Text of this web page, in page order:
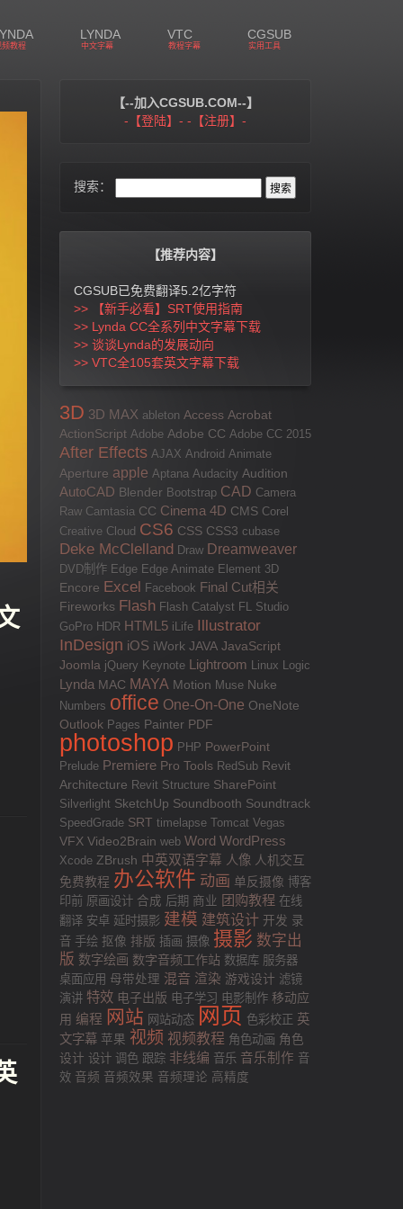
频教程
LYNDA
中文字幕
VTC
教程字幕
CGSUB
实用工具
【--加入CGSUB.COM--】
-【登陆】- -【注册】-
搜索：
【推荐内容】
CGSUB已免费翻译5.2亿字符
>> 【新手必看】SRT使用指南
>> Lynda CC全系列中文字幕下载
>> 谈谈Lynda的发展动向
>> VTC全105套英文字幕下载
3D 3D MAX ableton Access Acrobat
ActionScript Adobe Adobe CC Adobe CC 2015
After Effects AJAX Android Animate
Aperture apple Aptana Audacity Audition
AutoCAD Blender Bootstrap CAD Camera
Raw Camtasia CC Cinema 4D CMS Corel
Creative Cloud CS6 CSS CSS3 cubase
Deke McClelland Draw Dreamweaver
DVD制作 Edge Edge Animate Element 3D
Encore Excel Facebook Final Cut相关
Fireworks Flash Flash Catalyst FL Studio
GoPro HDR HTML5 iLife Illustrator
InDesign iOS iWork JAVA JavaScript
Joomla jQuery Keynote Lightroom Linux Logic
Lynda MAC MAYA Motion Muse Nuke
Numbers office One-On-One OneNote
Outlook Pages Painter PDF
photoshop PHP PowerPoint
Prelude Premiere Pro Tools RedSub Revit
Architecture Revit Structure SharePoint
Silverlight SketchUp Soundbooth Soundtrack
SpeedGrade SRT timelapse Tomcat Vegas
VFX Video2Brain web Word WordPress
Xcode ZBrush 中英双语字幕 人像 人机交互
免费教程 办公软件 动画 单反摄像 博客
印前 原画设计 合成 后期 商业 团购教程 在线
翻译 安卓 延时摄影 建模 建筑设计 开发 录
音 手绘 抠像 排版 插画 摄像 摄影 数字出
版 数字绘画 数字音频工作站 数据库 服务器
桌面应用 母带处理 混音 渲染 游戏设计 滤镜
演讲 特效 电子出版 电子学习 电影制作 移动应
用 编程 网站 网站动态 网页 色彩校正 英
文字幕 苹果 视频 视频教程 角色动画 角色
设计 设计 调色 跟踪 非线编 音乐 音乐制作 音
效 音频 音频效果 音频理论 高精度